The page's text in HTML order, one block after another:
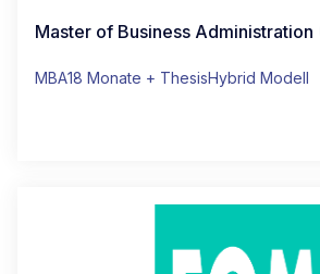
Master of Business Administration
MBA18 Monate + ThesisHybrid Modell